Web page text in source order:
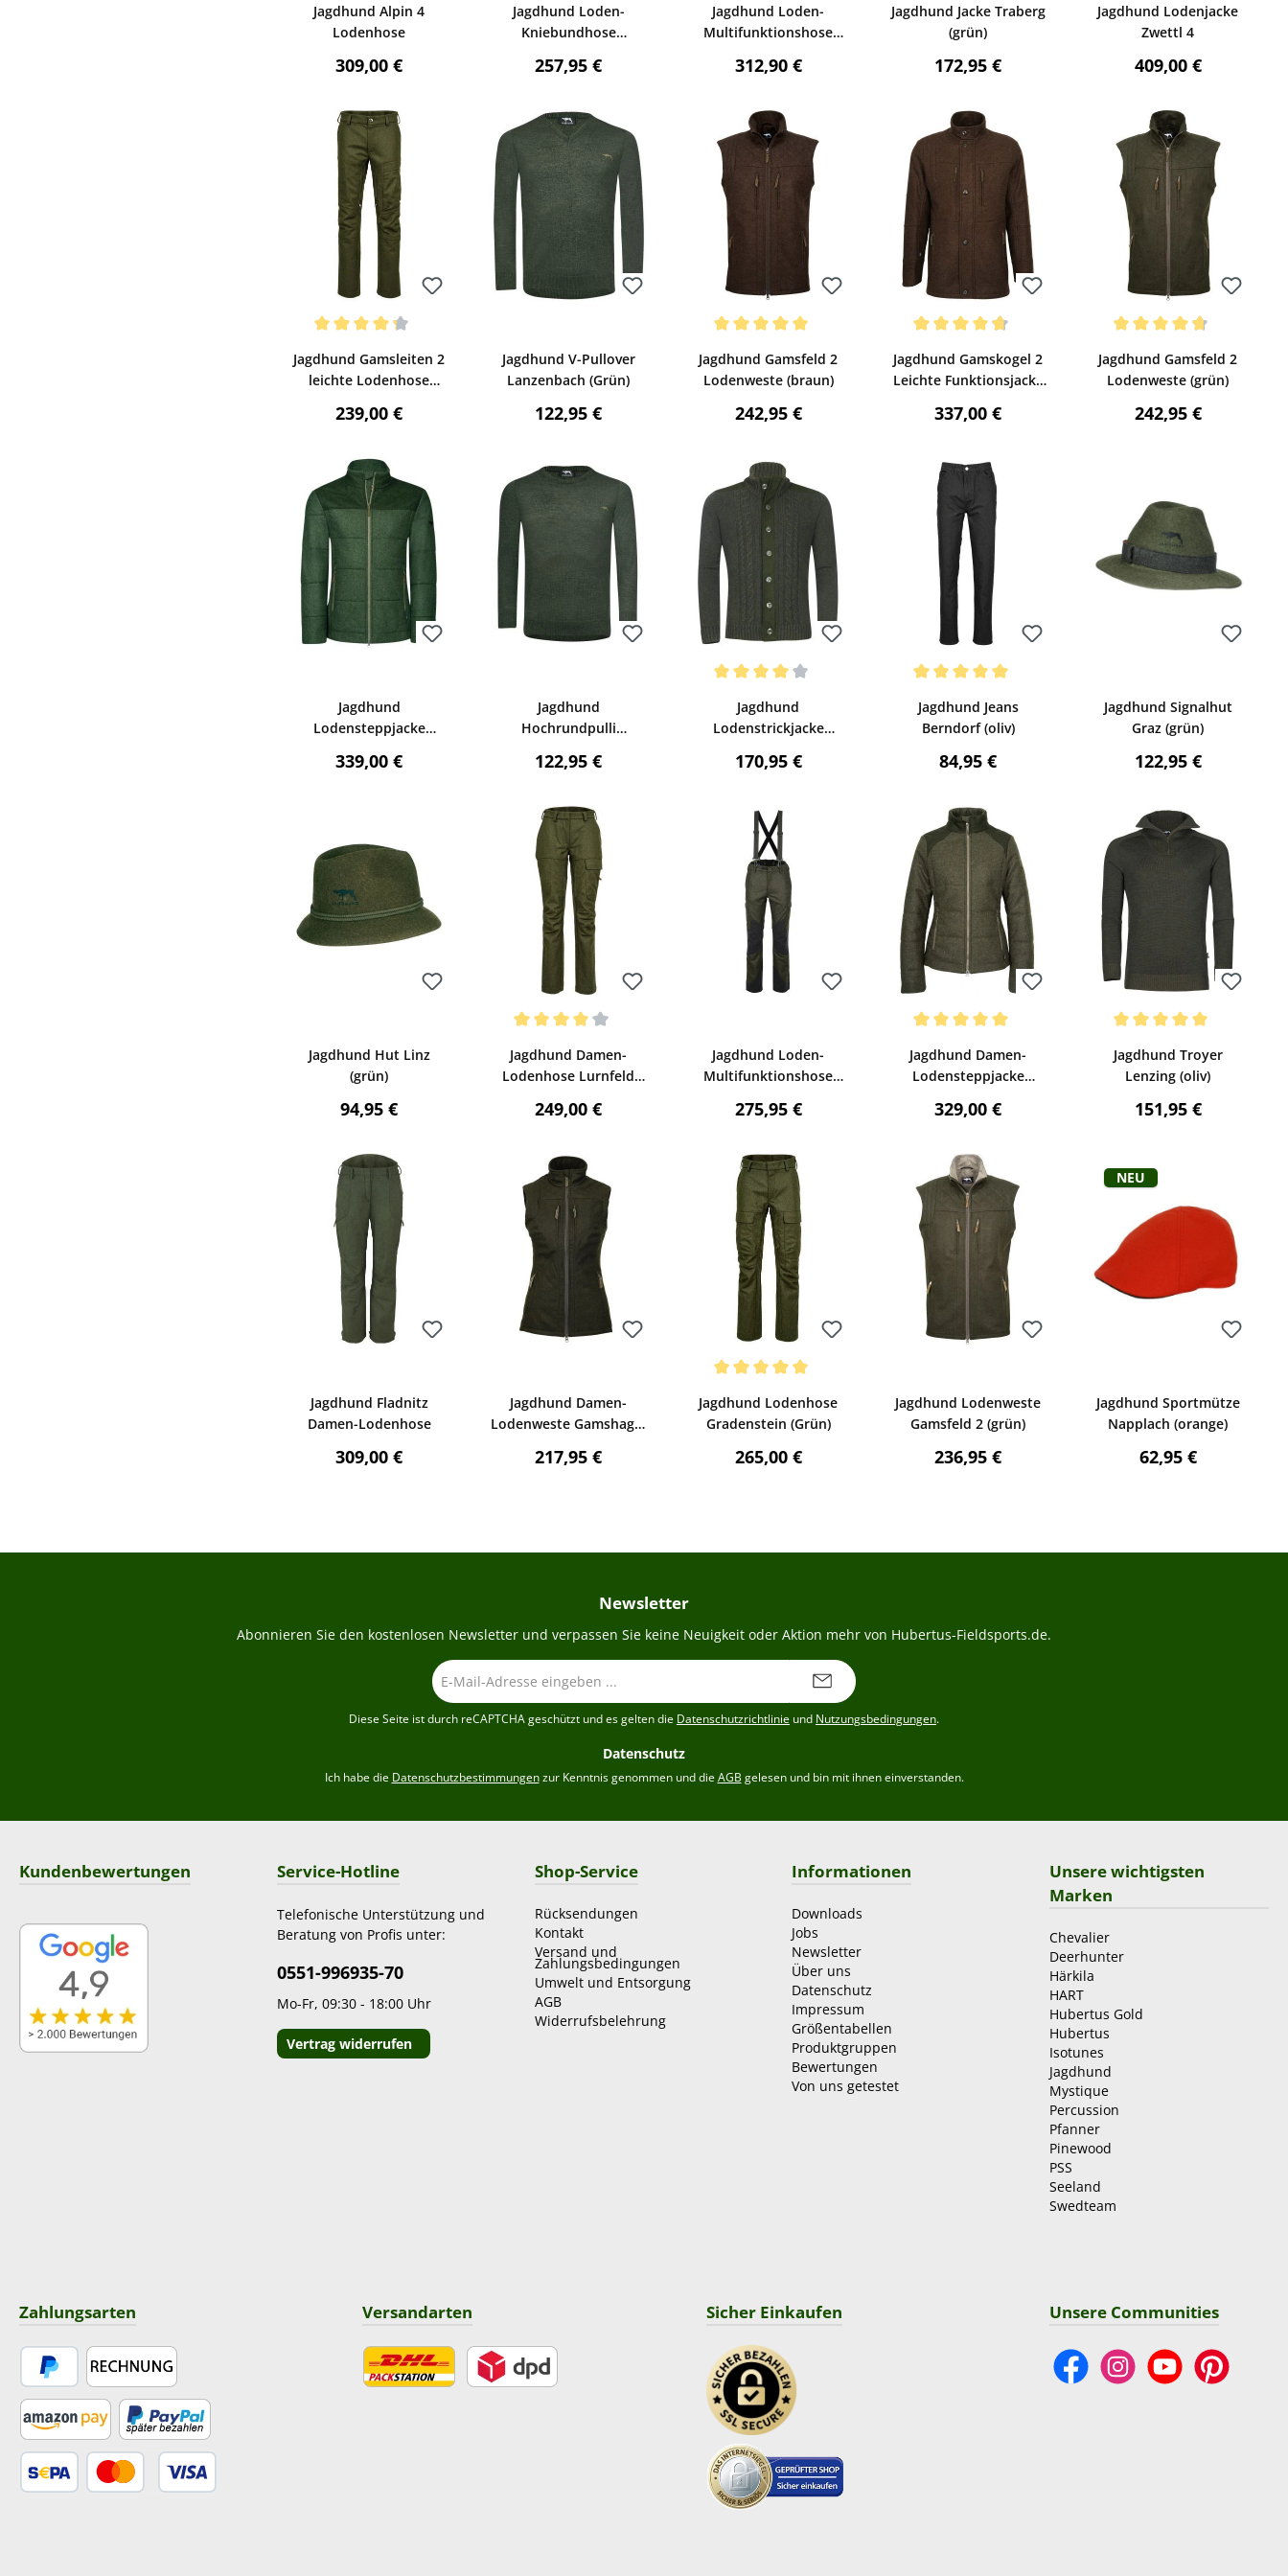
Jagdhund Alpin 4
Lodenhose
Regulärer Preis:
309,00 €
Jagdhund Loden-
Kniebundhose
Regulärer Preis:
257,95 €
Jagdhund Loden-
Multifunktionshose
(oliv)
Regulärer Preis:
312,90 €
Jagdhund Jacke Traberg
(grün)
Regulärer Preis:
172,95 €
Jagdhund Lodenjacke
Zwettl 4
Regulärer Preis:
409,00 €
Bewerten
Jagdhund Gamsleiten 2
leichte Lodenhose
Regulärer Preis:
239,00 €
Jagdhund V-Pullover
Lanzenbach (Grün)
Regulärer Preis:
122,95 €
Bewerten
Jagdhund Gamsfeld 2
Lodenweste (braun)
Regulärer Preis:
242,95 €
Bewerten
Jagdhund Gamskogel 2
Leichte Funktionsjacke
Regulärer Preis:
337,00 €
Bewerten
Jagdhund Gamsfeld 2
Lodenweste (grün)
Regulärer Preis:
242,95 €
Jagdhund
Lodensteppjacke
Regulärer Preis:
339,00 €
Jagdhund
Hochrundpulli
Regulärer Preis:
122,95 €
Bewerten
Jagdhund
Lodenstrickjacke
Regulärer Preis:
170,95 €
Bewerten
Jagdhund Jeans
Berndorf (oliv)
Regulärer Preis:
84,95 €
Jagdhund Signalhut
Graz (grün)
Regulärer Preis:
122,95 €
Jagdhund Hut Linz
(grün)
Regulärer Preis:
94,95 €
Bewerten
Jagdhund Damen-
Lodenhose Lurnfeld
Regulärer Preis:
249,00 €
Jagdhund Loden-
Multifunktionshose
Regulärer Preis:
275,95 €
Bewerten
Jagdhund Damen-
Lodensteppjacke
Regulärer Preis:
329,00 €
Bewerten
Jagdhund Troyer
Lenzing (oliv)
Regulärer Preis:
151,95 €
Jagdhund Fladnitz
Damen-Lodenhose
Regulärer Preis:
309,00 €
Jagdhund Damen-
Lodenweste Gamshag 2
Regulärer Preis:
217,95 €
Bewerten
Jagdhund Lodenhose
Gradenstein (Grün)
Regulärer Preis:
265,00 €
Jagdhund Lodenweste
Gamsfeld 2 (grün)
Regulärer Preis:
236,95 €
Neu
Jagdhund Sportmütze
Napplach (orange)
Regulärer Preis:
62,95 €
Newsletter
Abonnieren Sie den kostenlosen Newsletter und verpassen Sie keine Neuigkeit oder Aktion mehr von Hubertus-Fieldsports.de.
E-
Mail-
Adresse
Diese Seite ist durch reCAPTCHA geschützt und es gelten die Datenschutzrichtlinie und Nutzungsbedingungen.
Datenschutz
Ich habe die Datenschutzbestimmungenzur Kenntnis genommen und dieAGB gelesen und bin mit ihnen einverstanden.
Service-Hotline
Telefonische Unterstützung und
Beratung von Profis unter:
0551-996935-70
Mo-Fr, 09:30 - 18:00 Uhr
Vertrag widerrufen
Shop-Service
Rücksendungen
Kontakt
Versand und
Zahlungsbedingungen
Umwelt und Entsorgung
AGB
Widerrufsbelehrung
Informationen
Downloads
Jobs
Newsletter
Über uns
Datenschutz
Impressum
Größentabellen
Produktgruppen
Bewertungen
Von uns getestet
Unsere wichtigsten
Marken
Chevalier
Deerhunter
Härkila
HART
Hubertus Gold
Hubertus
Isotunes
Jagdhund
Mystique
Percussion
Pfanner
Pinewood
PSS
Seeland
Swedteam
Sicher Einkaufen
Kundenbewertungen
Unsere Communities
FacebookInstagramYouTubePinterest
Zahlungsarten
PayPal Rechnung
Amazon Pay Später Bezahlen
Versandarten